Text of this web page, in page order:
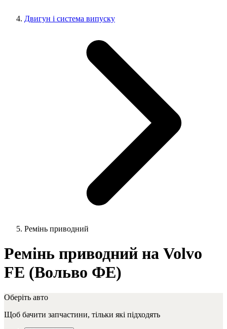
Двигун і система випуску
Ремінь приводний
Ремінь приводний на Volvo
FE (Вольво ФЕ)
Оберіть авто
Щоб бачити запчастини, тільки які підходять